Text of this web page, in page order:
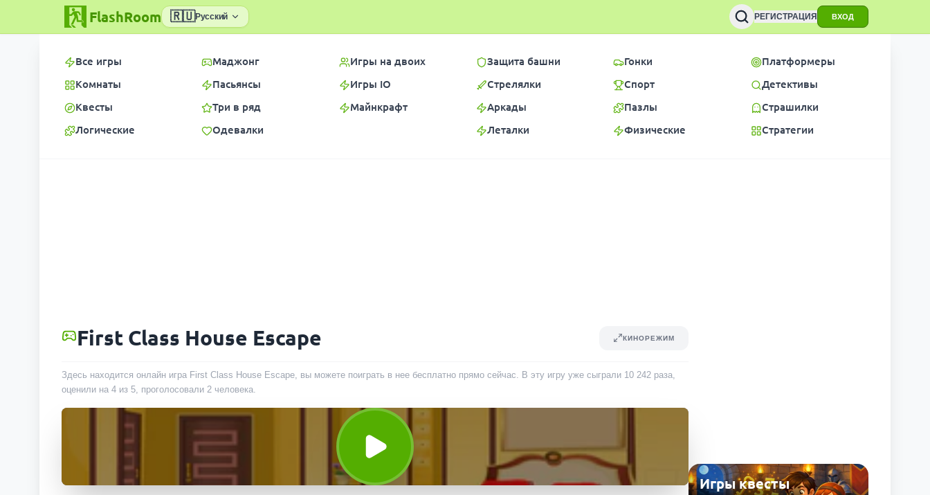
FlashRoom 🇷🇺Русский РЕГИСТРАЦИЯ ВХОД
Все игры
Комнаты
Квесты
Логические
Маджонг
Пасьянсы
Три в ряд
Одевалки
Игры на двоих
Игры IO
Майнкрафт
Защита башни
Стрелялки
Аркады
Леталки
Гонки
Спорт
Пазлы
Физические
Платформеры
Детективы
Страшилки
Стратегии
First Class House Escape КИНОРЕЖИМ
Здесь находится онлайн игра First Class House Escape, вы можете поиграть в нее бесплатно прямо сейчас. В эту игру уже сыграли 10 242 раза,
оценили на 4 из 5, проголосовали 2 человека.
Игры квесты